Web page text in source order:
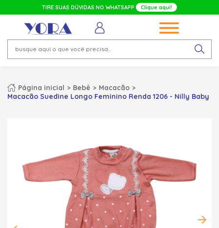
TIRE SUAS DÚVIDAS NO WHATSAPP Clique aqui!
Página inicial Bebê
Macacão
Macacão Suedine Longo Feminino Renda 1206 - Nilly Baby